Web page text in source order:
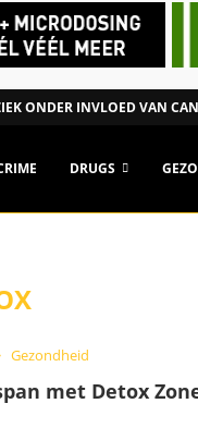
ONDER INVLOED VAN
DRUGS
Gezondheid
met Detox